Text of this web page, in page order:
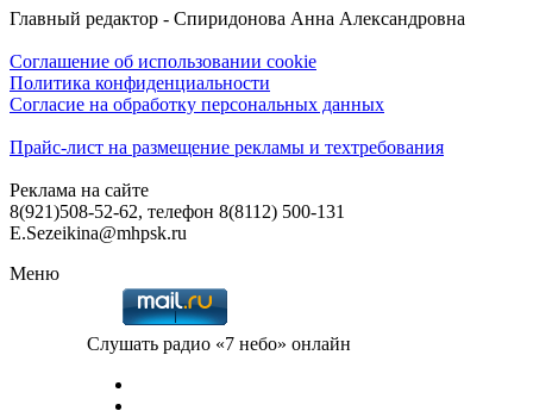
Главный редактор - Спиридонова Анна Александровна
Соглашение об использовании cookie
Политика конфиденциальности
Согласие на обработку персональных данных
Прайс-лист на размещение рекламы и техтребования
Реклама на сайте
8(921)508-52-62, телефон 8(8112) 500-131
E.Sezeikina@mhpsk.ru
Меню
Слушать радио «7 небо» онлайн